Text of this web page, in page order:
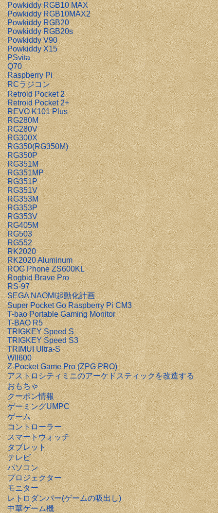
Powkiddy RGB10 MAX
Powkiddy RGB10MAX2
Powkiddy RGB20
Powkiddy RGB20s
Powkiddy V90
Powkiddy X15
PSvita
Q70
Raspberry Pi
RCラジコン
Retroid Pocket 2
Retroid Pocket 2+
REVO K101 Plus
RG280M
RG280V
RG300X
RG350(RG350M)
RG350P
RG351M
RG351MP
RG351P
RG351V
RG353M
RG353P
RG353V
RG405M
RG503
RG552
RK2020
RK2020 Aluminum
ROG Phone ZS600KL
Rogbid Brave Pro
RS-97
SEGA NAOMI起動化計画
Super Pocket Go Raspberry Pi CM3
T-bao Portable Gaming Monitor
T-BAO R5
TRIGKEY Speed S
TRIGKEY Speed S3
TRIMUI Ultra-S
WII600
Z-Pocket Game Pro (ZPG PRO)
アストロシティミニのアーケドスティックを改造する
おもちゃ
クーポン情報
ゲーミングUMPC
ゲーム
コントローラー
スマートウォッチ
タブレット
テレビ
パソコン
プロジェクター
モニター
レトロダンパー(ゲームの吸出し)
中華ゲーム機